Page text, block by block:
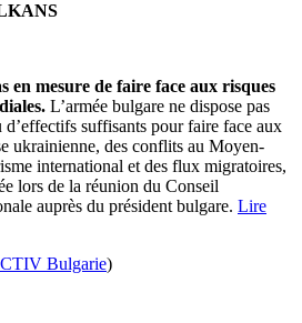
en mesure de faire face aux risques
L’armée bulgare ne dispose pas
d’effectifs suffisants pour faire face aux
ukrainienne, des conflits au Moyen-
international et des flux migratoires,
lors de la réunion du Conseil
auprès du président bulgare. Lire
Bulgarie)